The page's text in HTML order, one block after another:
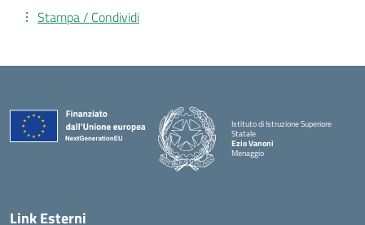
Stampa / Condividi
Istituto di Istruzione Superiore
Statale
Ezio Vanoni
Menaggio
— Visita la pagina iniziale della scuola
Link Esterni